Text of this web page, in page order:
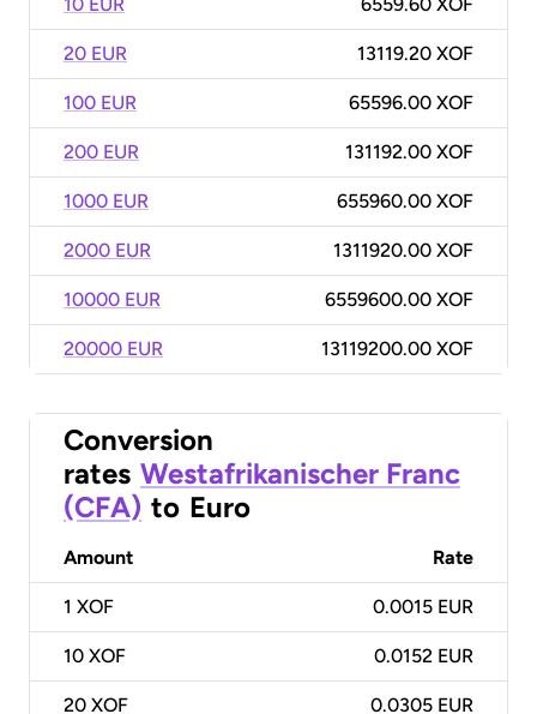
10 EUR 6559.60 XOF
20 EUR 13119.20 XOF
100 EUR 65596.00 XOF
200 EUR 131192.00 XOF
1000 EUR 655960.00 XOF
2000 EUR 1311920.00 XOF
10000 EUR 6559600.00 XOF
20000 EUR 13119200.00 XOF
Conversion
rates Westafrikanischer Franc
(CFA) to Euro
Amount Rate
1 XOF 0.0015 EUR
10 XOF 0.0152 EUR
20 XOF 0.0305 EUR